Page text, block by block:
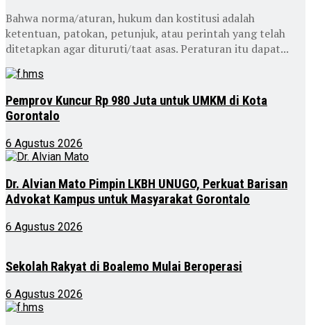
Bahwa norma/aturan, hukum dan kostitusi adalah
ketentuan, patokan, petunjuk, atau perintah yang telah
ditetapkan agar dituruti/taat asas. Peraturan itu dapat...
Pemprov Kuncur Rp 980 Juta untuk UMKM di Kota
Gorontalo
6 Agustus 2026
Dr. Alvian Mato Pimpin LKBH UNUGO, Perkuat Barisan
Advokat Kampus untuk Masyarakat Gorontalo
6 Agustus 2026
Sekolah Rakyat di Boalemo Mulai Beroperasi
6 Agustus 2026